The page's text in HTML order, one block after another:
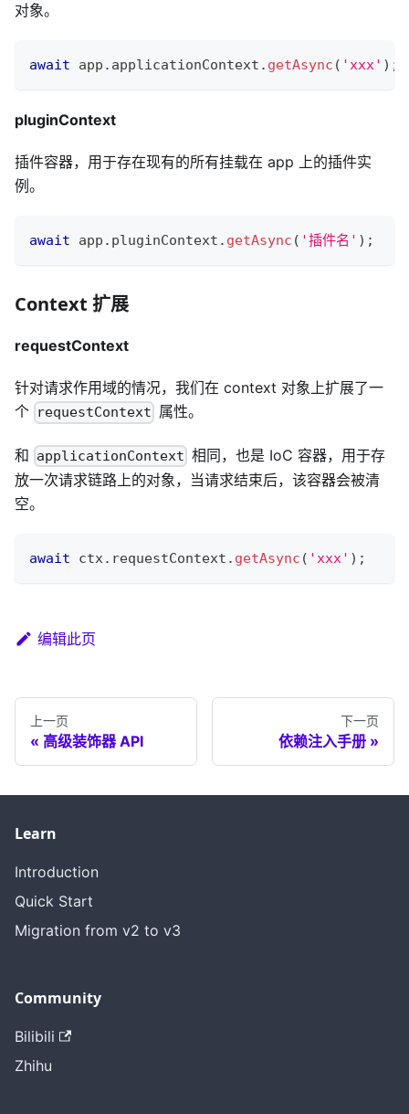
对象。
await app . applicationContext . getAsync ( 'xxx' ) ;
pluginContext
插件容器，用于存在现有的所有挂载在 app 上的插件实
例。
await app . pluginContext . getAsync ( '插件名' ) ;
Context 扩展
requestContext
针对请求作用域的情况，我们在 context 对象上扩展了一
个 requestContext 属性。
和 applicationContext 相同，也是 IoC 容器，用于存
放一次请求链路上的对象，当请求结束后，该容器会被清
空。
await ctx. requestContext . getAsync ( 'xxx' ) ;
编辑此页
上一页
高级装饰器 API
下一页
依赖注入手册
Learn
Introduction
Quick Start
Migration from v2 to v3
Community
Bilibili
Zhihu